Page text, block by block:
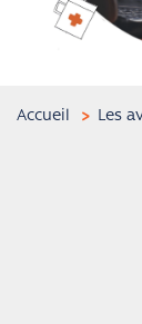
Accueil Les